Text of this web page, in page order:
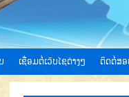
ເຊື່ອມຕໍ່ເວັບໄຊຕ່າງໆ ຕິດຕໍ່ສ